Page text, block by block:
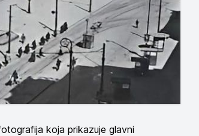
koja prikazuje glavni